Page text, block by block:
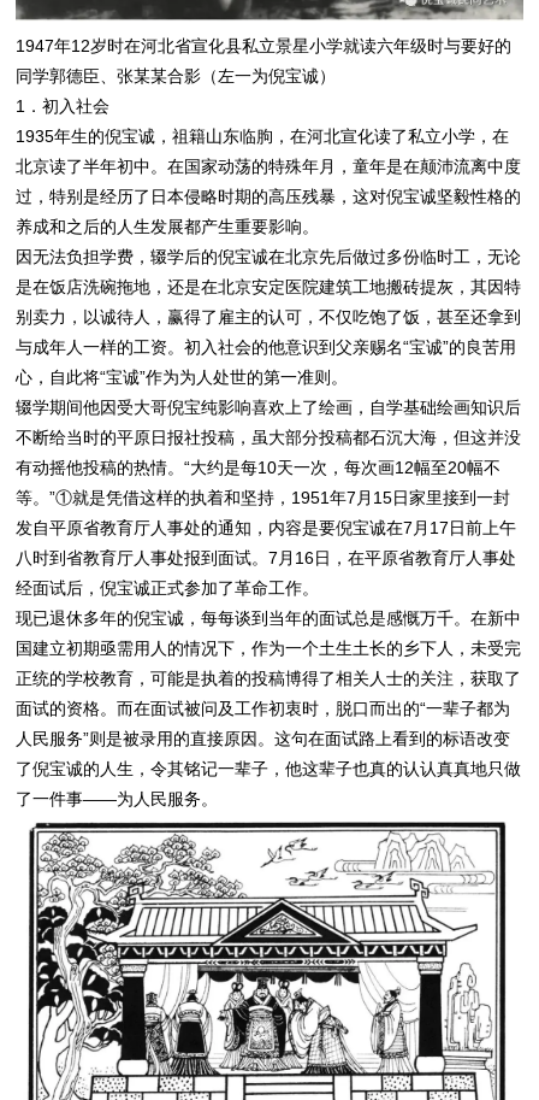
1947年12岁时在河北省宣化县私立景星小学就读六年级时与要好的
同学郭德臣、张某某合影（左一为倪宝诚）
1．初入社会
1935年生的倪宝诚，祖籍山东临朐，在河北宣化读了私立小学，在
北京读了半年初中。在国家动荡的特殊年月，童年是在颠沛流离中度
过，特别是经历了日本侵略时期的高压残暴，这对倪宝诚坚毅性格的
养成和之后的人生发展都产生重要影响。
因无法负担学费，辍学后的倪宝诚在北京先后做过多份临时工，无论
是在饭店洗碗拖地，还是在北京安定医院建筑工地搬砖提灰，其因特
别卖力，以诚待人，赢得了雇主的认可，不仅吃饱了饭，甚至还拿到
与成年人一样的工资。初入社会的他意识到父亲赐名“宝诚”的良苦用
心，自此将“宝诚”作为为人处世的第一准则。
辍学期间他因受大哥倪宝纯影响喜欢上了绘画，自学基础绘画知识后
不断给当时的平原日报社投稿，虽大部分投稿都石沉大海，但这并没
有动摇他投稿的热情。“大约是每10天一次，每次画12幅至20幅不
等。”①就是凭借这样的执着和坚持，1951年7月15日家里接到一封
发自平原省教育厅人事处的通知，内容是要倪宝诚在7月17日前上午
八时到省教育厅人事处报到面试。7月16日，在平原省教育厅人事处
经面试后，倪宝诚正式参加了革命工作。
现已退休多年的倪宝诚，每每谈到当年的面试总是感慨万千。在新中
国建立初期亟需用人的情况下，作为一个土生土长的乡下人，未受完
正统的学校教育，可能是执着的投稿博得了相关人士的关注，获取了
面试的资格。而在面试被问及工作初衷时，脱口而出的“一辈子都为
人民服务”则是被录用的直接原因。这句在面试路上看到的标语改变
了倪宝诚的人生，令其铭记一辈子，他这辈子也真的认认真真地只做
了一件事——为人民服务。